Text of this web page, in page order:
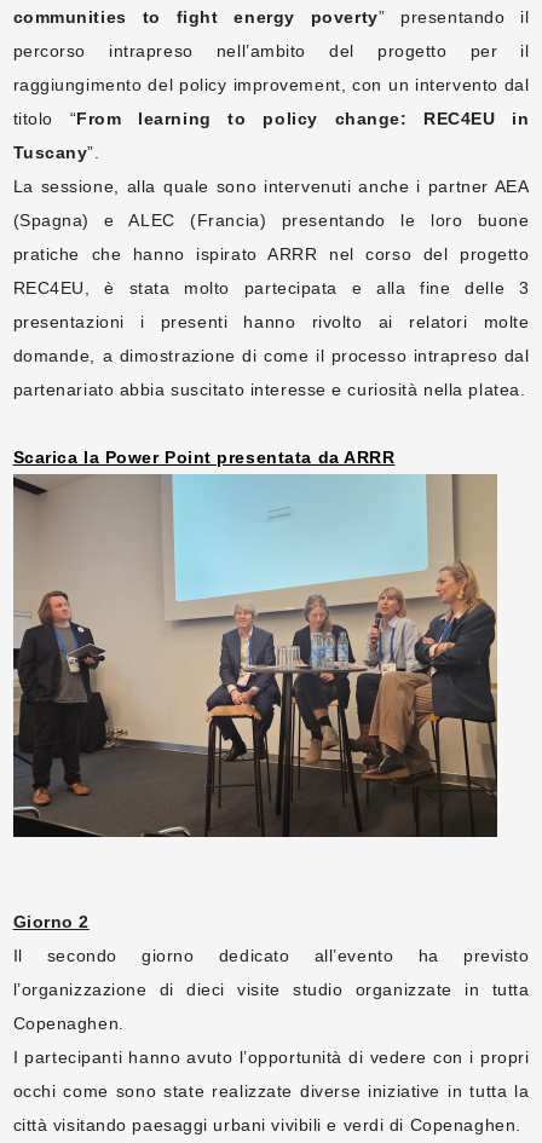
communities to fight energy poverty” presentando il
percorso intrapreso nell’ambito del progetto per il
raggiungimento del policy improvement, con un intervento dal
titolo “From learning to policy change: REC4EU in
Tuscany”.
La sessione, alla quale sono intervenuti anche i partner AEA
(Spagna) e ALEC (Francia) presentando le loro buone
pratiche che hanno ispirato ARRR nel corso del progetto
REC4EU, è stata molto partecipata e alla fine delle 3
presentazioni i presenti hanno rivolto ai relatori molte
domande, a dimostrazione di come il processo intrapreso dal
partenariato abbia suscitato interesse e curiosità nella platea.
Scarica la Power Point presentata da ARRR
Giorno 2
Il secondo giorno dedicato all’evento ha previsto
l’organizzazione di dieci visite studio organizzate in tutta
Copenaghen.
I partecipanti hanno avuto l’opportunità di vedere con i propri
occhi come sono state realizzate diverse iniziative in tutta la
città visitando paesaggi urbani vivibili e verdi di Copenaghen.